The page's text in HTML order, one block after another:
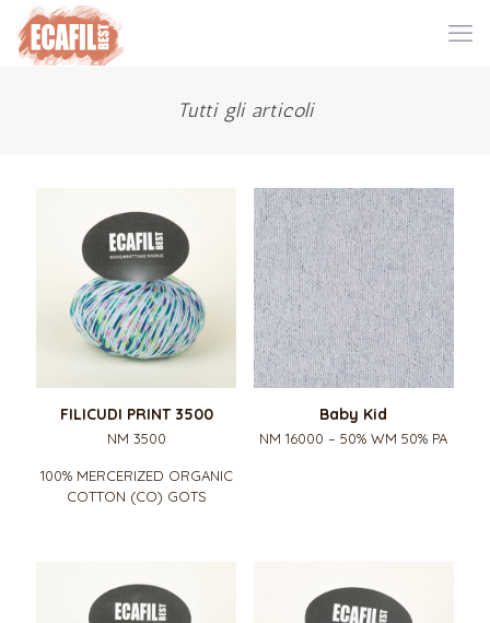
Tutti gli articoli
FILICUDI PRINT 3500
NM 3500
100% MERCERIZED ORGANIC
COTTON (CO) GOTS
Baby Kid
NM 16000 – 50% WM 50% PA